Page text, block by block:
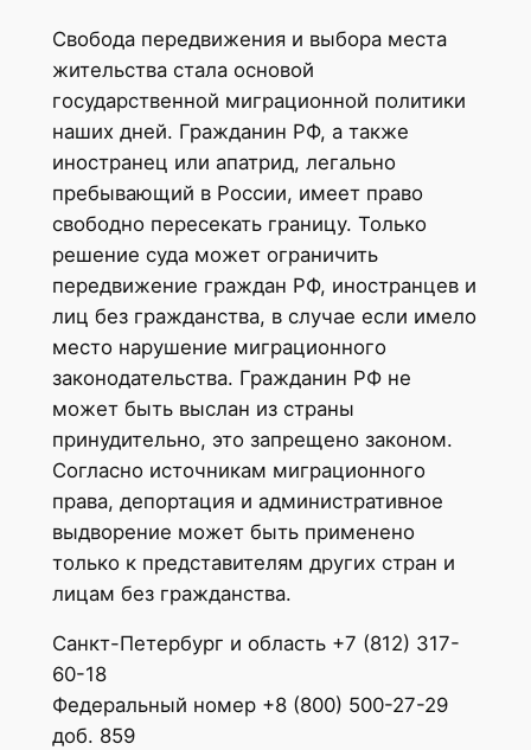
Свобода передвижения и выбора места
жительства стала основой
государственной миграционной политики
наших дней. Гражданин РФ, а также
иностранец или апатрид, легально
пребывающий в России, имеет право
свободно пересекать границу. Только
решение суда может ограничить
передвижение граждан РФ, иностранцев и
лиц без гражданства, в случае если имело
место нарушение миграционного
законодательства. Гражданин РФ не
может быть выслан из страны
принудительно, это запрещено законом.
Согласно источникам миграционного
права, депортация и административное
выдворение может быть применено
только к представителям других стран и
лицам без гражданства.
Санкт-Петербург и область +7 (812) 317-
60-18
Федеральный номер +8 (800) 500-27-29
доб. 859